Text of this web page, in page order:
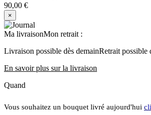
90,00 €
×
Ma livraisonMon retrait :
Livraison possible dès demainRetrait possible
En savoir plus sur la livraison
Quand
Vous souhaitez un bouquet livré aujourd'hui